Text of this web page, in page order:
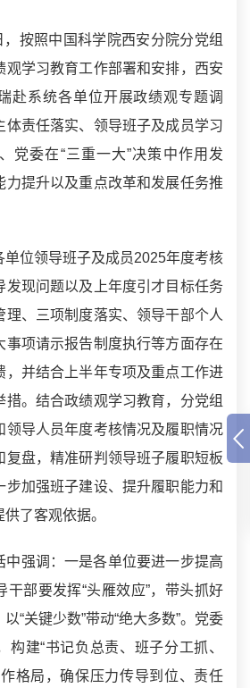
按照中国科学院西安分院分党组
观学习教育工作部署和安排，西安
赴系统各单位开展政绩观专题调
体责任落实、领导班子及成员学习
党委在“三重一大”决策中作用发
力提升以及重点改革和发展任务推
单位领导班子及成员2025年度考核
发现问题以及上年度引才目标任务
理、三项制度落实、领导干部个人
事项请示报告制度执行等方面存在
，并结合上半年专项及重点工作进
措。结合政绩观学习教育，分党组
领导人员年度考核情况及履职情况
复盘，精准研判领导班子履职短板
步加强班子建设、提升履职能力和
了客观依据。
中强调：一是各单位要进一步提高
干部要发挥“头雁效应”，带头抓好
“关键少数”带动“绝大多数”。党委
构建“书记负总责、班子分工抓、
格局，确保压力传导到位、责任